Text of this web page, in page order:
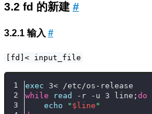
fd 的新建 #
输入 #
[fd]< input_file
exec 3< /etc/os-release
while
read -r -u 3 line;do
echo
" $line "